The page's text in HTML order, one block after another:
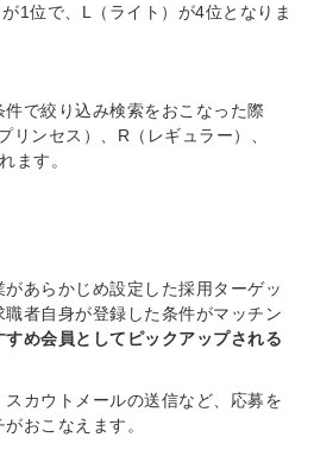
1位で、L（ライト）が4位となりま
で絞り込み検索をおこなった際
リンセス）、R（レギュラー）、
ます。
あらかじめ設定した採用ターゲッ
職者自身が登録した条件がマッチン
すめ会員としてピックアップされる
カウトメールの送信など、応募を
おこなえます。